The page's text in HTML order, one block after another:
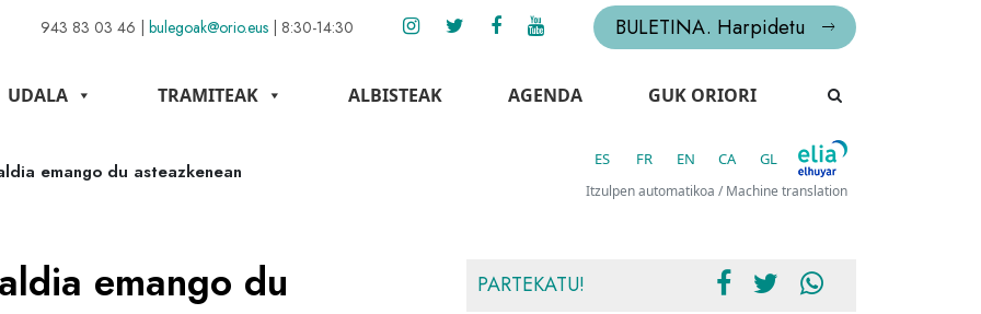
943 83 03 46 | bulegoak@orio.eus | 8:30-14:30 BULETINA. Harpidetu
UDALA TRAMITEAK ALBISTEAK AGENDA GUK ORIORI
emango du asteazkenean
ES FR EN CA GL
Itzulpen automatikoa / Machine translation
emango du
PARTEKATU!